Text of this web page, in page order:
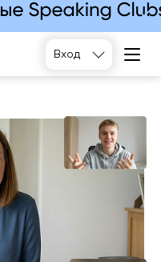
Вход